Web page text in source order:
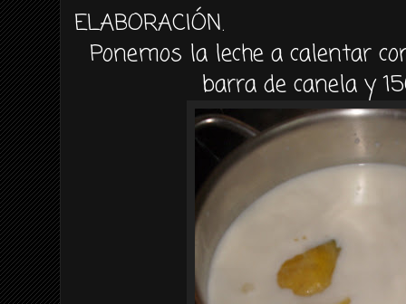
ELABORACIÓN.
Ponemos la leche a calentar
barra de canela y